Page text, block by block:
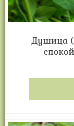
Душица